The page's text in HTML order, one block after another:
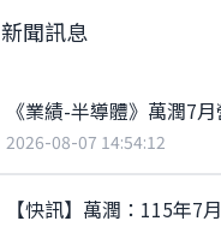
新聞訊息
《業績-半導體》萬潤7
2026-08-07 14:54:12
【快訊】萬潤：115年7